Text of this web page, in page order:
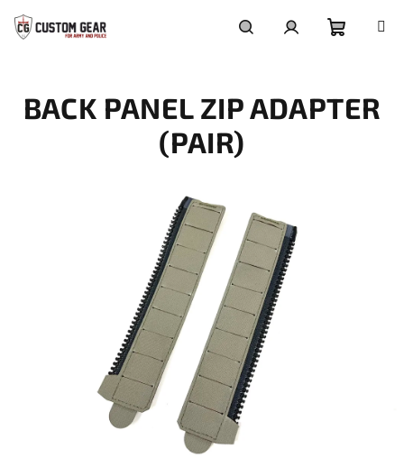
na
obsah
košík
BACK PANEL ZIP ADAPTER
(PAIR)